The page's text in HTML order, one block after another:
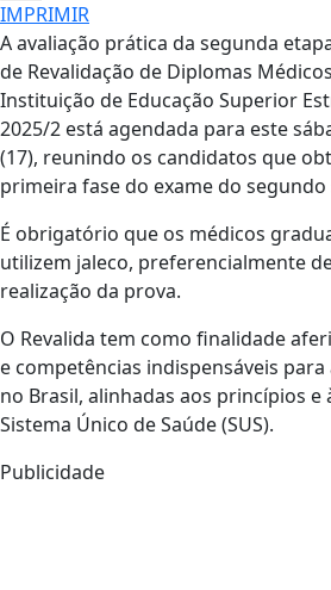
IMPRIMIR
A avaliação prática da segunda
de Revalidação de Diplomas
Instituição de Educação Superior
2025/2 está agendada para este
(17), reunindo os candidatos que
primeira fase do exame do segundo
É obrigatório que os médicos
utilizem jaleco, preferencialmente
realização da prova.
O Revalida tem como finalidade
e competências indispensáveis
no Brasil, alinhadas aos princípios e
Sistema Único de Saúde (SUS).
Publicidade